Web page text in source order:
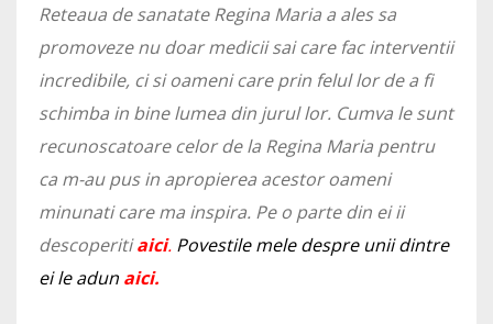
Reteaua de sanatate Regina Maria a ales sa
promoveze nu doar medicii sai care fac interventii
incredibile, ci si oameni care prin felul lor de a fi
schimba in bine lumea din jurul lor. Cumva le sunt
recunoscatoare celor de la Regina Maria pentru
ca m-au pus in apropierea acestor oameni
minunati care ma inspira. Pe o parte din ei ii
descoperitiaici. Povestile mele despre unii dintre
ei le adun aici.